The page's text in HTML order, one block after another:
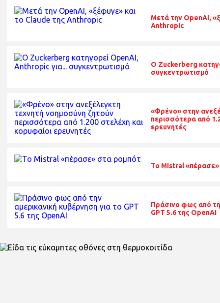
Μετά την OpenAI,
Anthropic
O Zuckerberg
συγκεντρωτισμό
«Φρένο» στην
περισσότερα από
ερευνητές
Το Mistral
Πράσινο φως από
GPT 5.6 της OpenAI